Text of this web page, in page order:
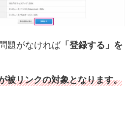
題がなければ「登録する」を
被リンクの対象となります。